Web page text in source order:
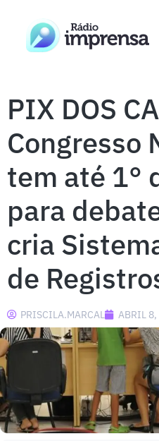
PIX DOS
Congresso
tem até 1°
para
cria
de
PRISCILA.MARCAL ABRIL